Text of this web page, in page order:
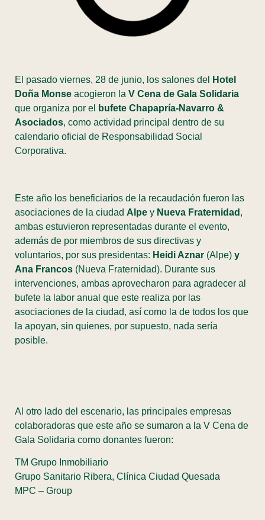
El pasado viernes, 28 de junio, los salones del
Hotel
Doña Monse acogieron la V Cena de Gala Solidaria
que organiza por el
bufete Chapapría-Navarro &
Asociados, como actividad principal dentro de su
calendario oficial de Responsabilidad Social
Corporativa.
Este año los beneficiarios de la recaudación fueron las
asociaciones de la ciudad Alpe y Nueva Fraternidad ,
ambas estuvieron representadas durante el evento,
además de por miembros de sus directivas y
voluntarios, por sus presidentas: Heidi Aznar (Alpe) y
Ana Francos (Nueva Fraternidad). Durante sus
intervenciones, ambas aprovecharon para agradecer al
bufete la labor anual que este realiza por las
asociaciones de la ciudad, así como la de todos los que
la apoyan, sin quienes, por supuesto, nada sería
posible.
Al otro lado del escenario, las principales empresas
colaboradoras que este año se sumaron a la V Cena de
Gala Solidaria como donantes fueron:
TM Grupo Inmobiliario
Grupo Sanitario Ribera, Clínica Ciudad Quesada
MPC – Group